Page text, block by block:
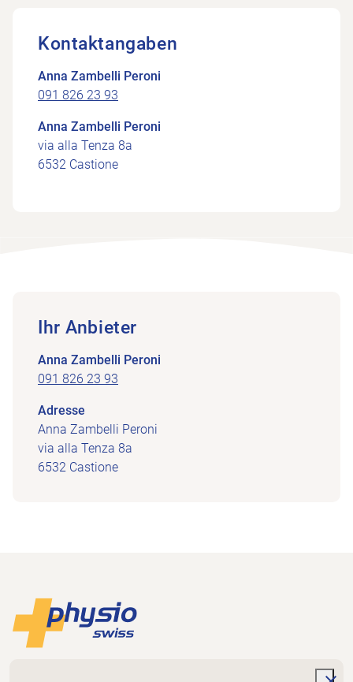
Kontaktangaben
Anna Zambelli Peroni
091 826 23 93
Anna Zambelli Peroni
via alla Tenza 8a
6532 Castione
Ihr Anbieter
Anna Zambelli Peroni
091 826 23 93
Adresse
Anna Zambelli Peroni
via alla Tenza 8a
6532 Castione
Footer